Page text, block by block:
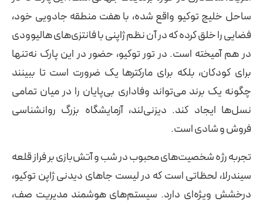
ساحل خلیج توکیو واقع شده، با هفت منطقه جادویی خود،
فضایی را خلق کرده که در آن نظم ژاپنی با فانتزی‌های هالیوودی
در هم آمیخته است. در تور توکیو، حضور در این پارک نه‌تنها
برای کودکان، بلکه برای مارکترها یک ضرورت است تا ببینند
چگونه یک برند می‌تواند وفاداری بی‌پایان را در میان تمامی
نسل‌ها ایجاد کند. دیزنی‌لند، آزمایشگاه بزرگ روانشناسی
فروش و شادی است.
تجربه رژه شخصیت‌های محبوب در شب و آتش‌بازی بر فراز قلعه
سیندرلا، لحظاتی است که در لیست جاهای دیدنی ژاپن توکیو،
درخشش ویژه‌ای دارد. سیستم‌های هوشمند مدیریت صف،